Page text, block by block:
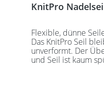
KnitPro
Flexible, dünne
Das KnitPro Seil
unverformt. Der
und Seil ist kaum